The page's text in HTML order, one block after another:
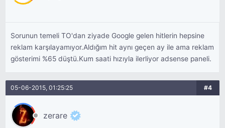
Sorunun temeli TO'dan ziyade Google gelen hitlerin hepsine
reklam karşılayamıyor.Aldığım hit aynı geçen ay ile ama reklam
gösterimi %65 düştü.Kum saati hızıyla ilerliyor adsense paneli.
05-06-2015, 01:25:25 #4
zerare